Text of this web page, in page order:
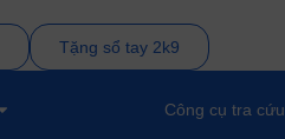
Tặng sổ tay 2k9
Công cụ tra cứu